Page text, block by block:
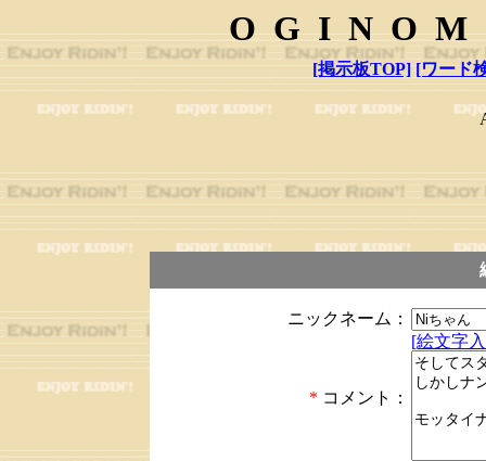
[掲示板TOP] [ワード
ニックネーム：
* コメント：
[絵文字